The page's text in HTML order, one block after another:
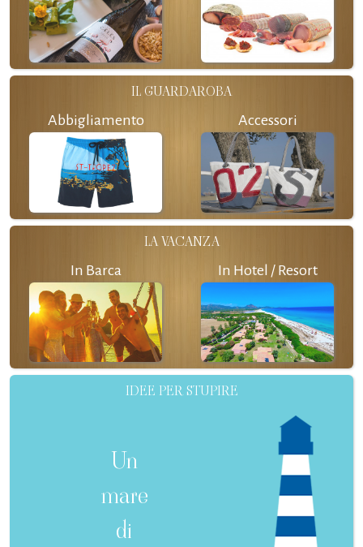
IL GUARDAROBA
Abbigliamento Accessori
LA VACANZA
In Barca In Hotel / Resort
IDEE PER STUPIRE
Un
mare
di